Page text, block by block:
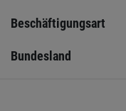
Beschäftigungsart
Bundesland